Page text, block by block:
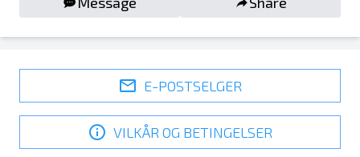
E-POSTSELGER
VILKÅR OG BETINGELSER